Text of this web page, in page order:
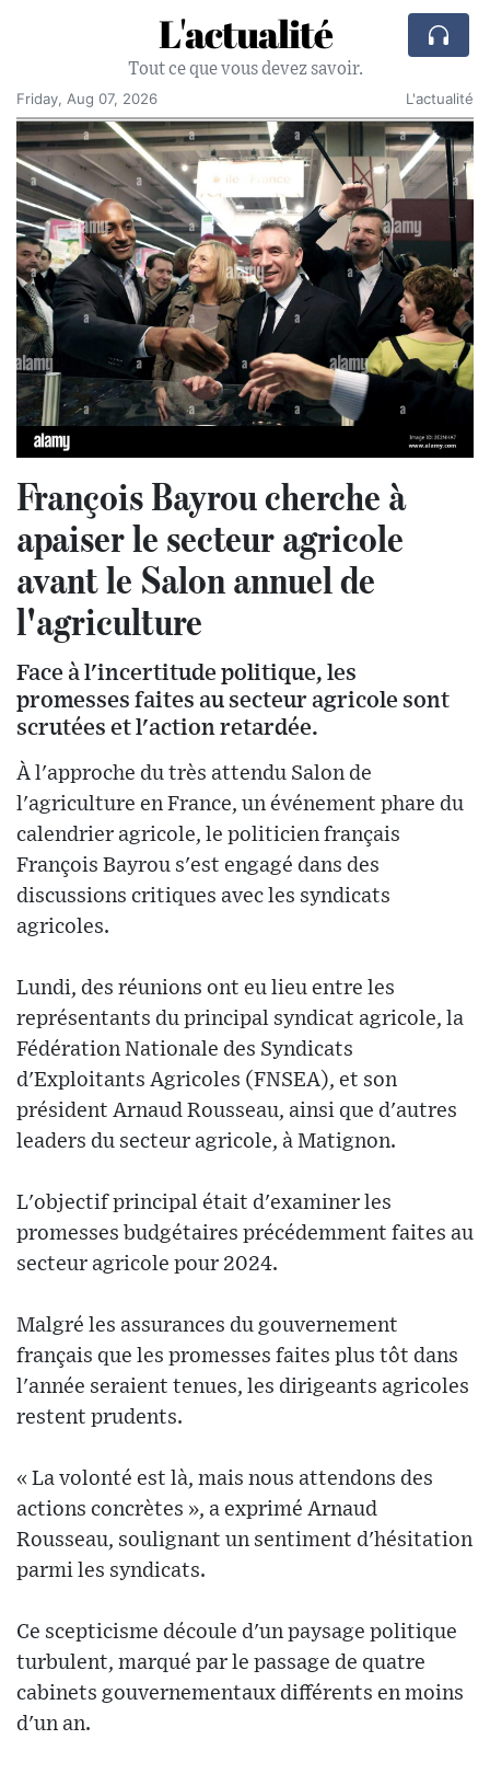
L'actualité
Tout ce que vous devez savoir.
Friday, Aug 07, 2026
L'actualité
François Bayrou cherche à
apaiser le secteur agricole
avant le Salon annuel de
l'agriculture
Face à l'incertitude politique, les
promesses faites au secteur agricole sont
scrutées et l'action retardée.
À l'approche du très attendu Salon de
l'agriculture en France, un événement phare du
calendrier agricole, le politicien français
François Bayrou s'est engagé dans des
discussions critiques avec les syndicats
agricoles.
Lundi, des réunions ont eu lieu entre les
représentants du principal syndicat agricole, la
Fédération Nationale des Syndicats
d'Exploitants Agricoles (FNSEA), et son
président Arnaud Rousseau, ainsi que d'autres
leaders du secteur agricole, à Matignon.
L'objectif principal était d'examiner les
promesses budgétaires précédemment faites au
secteur agricole pour 2024.
Malgré les assurances du gouvernement
français que les promesses faites plus tôt dans
l'année seraient tenues, les dirigeants agricoles
restent prudents.
« La volonté est là, mais nous attendons des
actions concrètes », a exprimé Arnaud
Rousseau, soulignant un sentiment d'hésitation
parmi les syndicats.
Ce scepticisme découle d'un paysage politique
turbulent, marqué par le passage de quatre
cabinets gouvernementaux différents en moins
d'un an.